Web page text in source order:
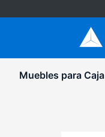
Muebles para Caja